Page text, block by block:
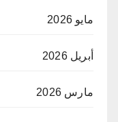
مايو 2026
أبريل 2026
مارس 2026